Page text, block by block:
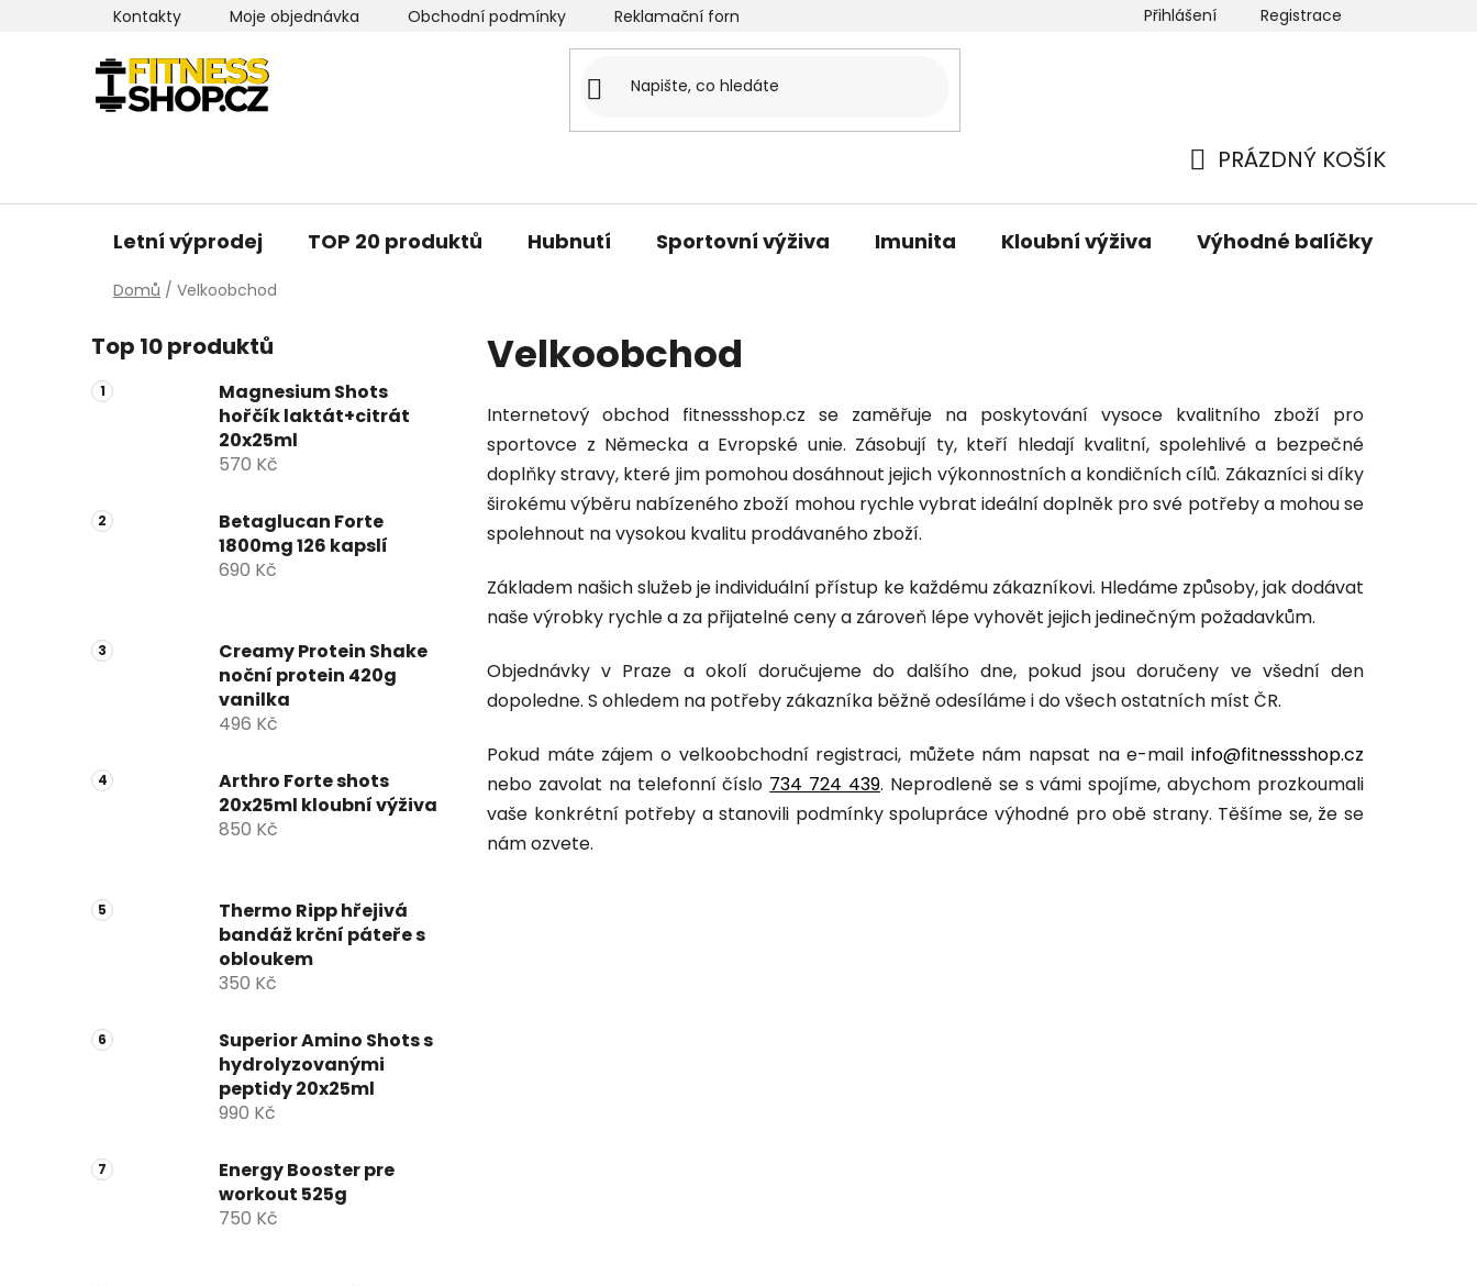
Kontakty Moje objednávka Obchodní podmínky Reklamační formulář Newsletter Hodnocení obchodu
Přihlášení Registrace
KOŠÍK
PRÁZDNÝ KOŠÍK
Letní výprodej TOP 20 produktů Hubnutí Sportovní výživa Imunita Kloubní výživa Výhodné balíčky
Domů / Velkoobchod
o
s
t
n
n
e
Top 10 produktů
Magnesium Shots
hořčík laktát+citrát
20x25ml
570 Kč
Betaglucan Forte
1800mg 126 kapslí
690 Kč
Creamy Protein Shake
noční protein 420g
vanilka
496 Kč
Arthro Forte shots
20x25ml kloubní výživa
850 Kč
Thermo Ripp hřejivá
bandáž krční páteře s
obloukem
350 Kč
Superior Amino Shots s
hydrolyzovanými
peptidy 20x25ml
990 Kč
Energy Booster pre
workout 525g
750 Kč
Velkoobchod
Internetový obchod fitnessshop.cz se zaměřuje na poskytování vysoce kvalitního zboží pro
sportovce z Německa a Evropské unie. Zásobují ty, kteří hledají kvalitní, spolehlivé a bezpečné
doplňky stravy, které jim pomohou dosáhnout jejich výkonnostních a kondičních cílů. Zákazníci si díky
širokému výběru nabízeného zboží mohou rychle vybrat ideální doplněk pro své potřeby a mohou se
spolehnout na vysokou kvalitu prodávaného zboží.
Základem našich služeb je individuální přístup ke každému zákazníkovi. Hledáme způsoby, jak dodávat
naše výrobky rychle a za přijatelné ceny a zároveň lépe vyhovět jejich jedinečným požadavkům.
Objednávky v Praze a okolí doručujeme do dalšího dne, pokud jsou doručeny ve všední den
dopoledne. S ohledem na potřeby zákazníka běžně odesíláme i do všech ostatních míst ČR.
Pokud máte zájem o velkoobchodní registraci, můžete nám napsat na e-mail info@fitnessshop.cz
nebo zavolat na telefonní číslo 734 724 439. Neprodleně se s vámi spojíme, abychom prozkoumali
vaše konkrétní potřeby a stanovili podmínky spolupráce výhodné pro obě strany. Těšíme se, že se
nám ozvete.